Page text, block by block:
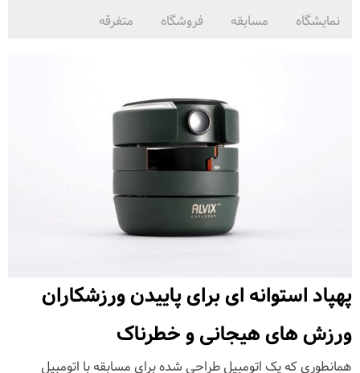
نمایشگاه
مسابقه فروشگاه متفرقه
پهپاد استوانه ای برای پاییدن ورزشکاران
ورزش های هیجانی و خطرناک
همانطوری که یک اتومبیل طراحی شده برای مسابقه با اتومبیل